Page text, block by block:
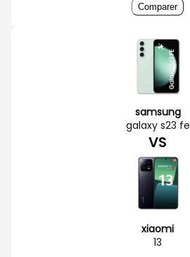
Comparer
samsung
galaxy s23 fe
VS
xiaomi
13